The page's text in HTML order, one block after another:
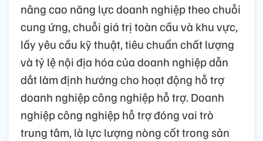
nâng cao năng lực doanh nghiệp theo chuỗi
cung ứng, chuỗi giá trị toàn cầu và khu vực,
lấy yêu cầu kỹ thuật, tiêu chuẩn chất lượng
và tỷ lệ nội địa hóa của doanh nghiệp dẫn
dắt làm định hướng cho hoạt động hỗ trợ
doanh nghiệp công nghiệp hỗ trợ. Doanh
nghiệp công nghiệp hỗ trợ đóng vai trò
trung tâm, là lực lượng nòng cốt trong sản